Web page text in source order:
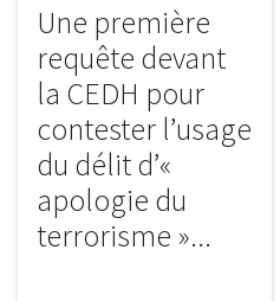
Une première
requête devant
la CEDH pour
contester l’usage
du délit d’«
apologie du
terrorisme »...